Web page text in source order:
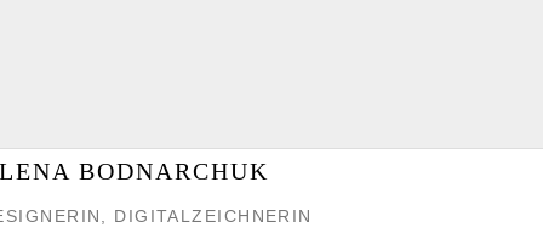
BODNARCHUK
DIGITALZEICHNERIN